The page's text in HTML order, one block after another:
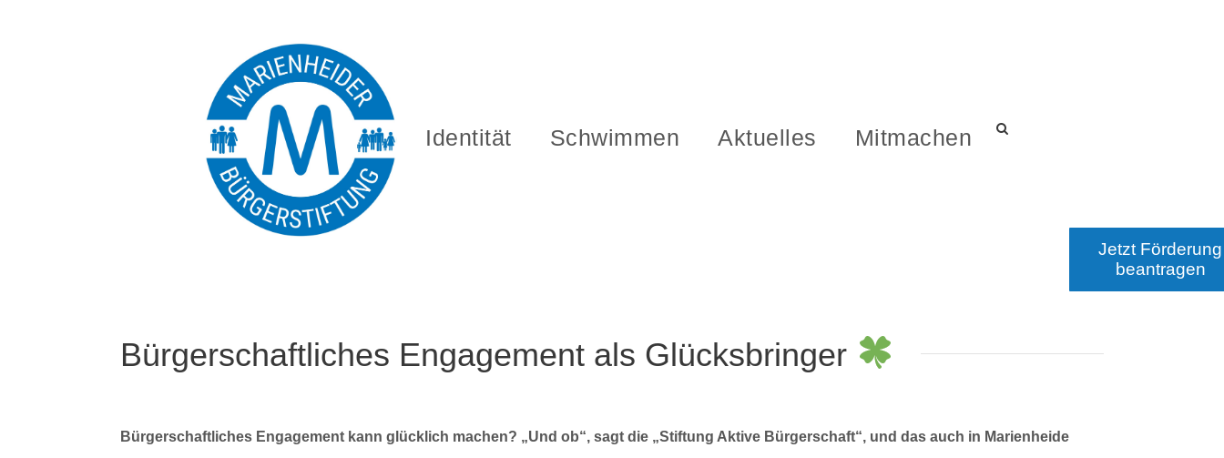
Identität Schwimmen Aktuelles Mitmachen
Bürgerschaftliches Engagement als Glücksbringer
Bürgerschaftliches Engagement kann glücklich machen? „Und ob“, sagt die „Stiftung Aktive Bürgerschaft“, und das auch in Marienheide
Jetzt Förderung
beantragen